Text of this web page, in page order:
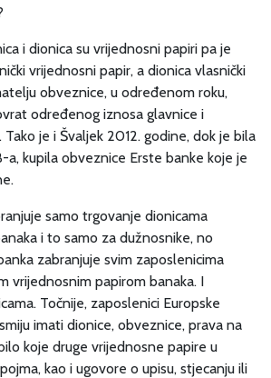
i dionica su vrijednosni papiri pa je
vrijednosni papir, a dionica vlasnički
obveznice, u određenom roku,
određenog iznosa glavnice i
je i Švaljek 2012. godine, dok je bila
a, kupila obveznice Erste banke koje je
samo trgovanje dionicama
i to samo za dužnosnike, no
zabranjuje svim zaposlenicima
vrijednosnim papirom banaka. I
Točnije, zaposlenici Europske
imati dionice, obveznice, prava na
koje druge vrijednosne papire u
kao i ugovore o upisu, stjecanju ili